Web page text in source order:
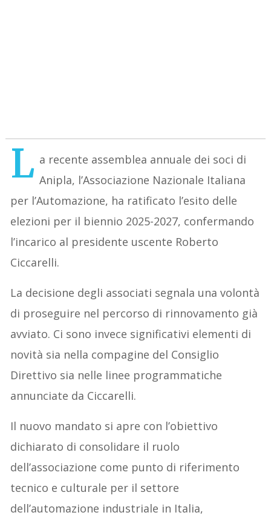
L a recente assemblea annuale dei soci di
Anipla, l’Associazione Nazionale Italiana
per l’Automazione, ha ratificato l’esito delle
elezioni per il biennio 2025-2027, confermando
l’incarico al presidente uscente Roberto
Ciccarelli.
La decisione degli associati segnala una volontà
di proseguire nel percorso di rinnovamento già
avviato. Ci sono invece significativi elementi di
novità sia nella compagine del Consiglio
Direttivo sia nelle linee programmatiche
annunciate da Ciccarelli.
Il nuovo mandato si apre con l’obiettivo
dichiarato di consolidare il ruolo
dell’associazione come punto di riferimento
tecnico e culturale per il settore
dell’automazione industriale in Italia,